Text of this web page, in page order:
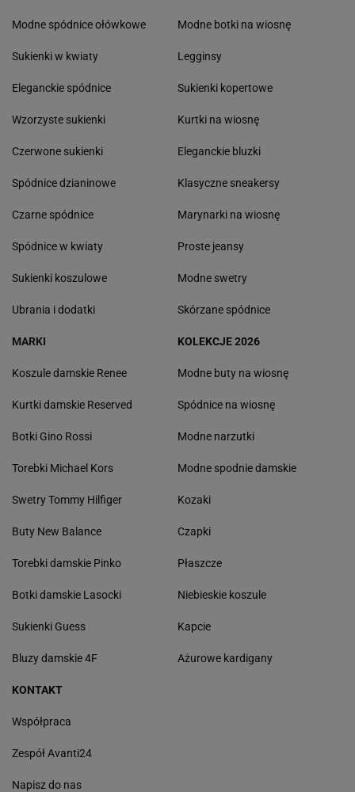
Modne spódnice ołówkowe
Sukienki w kwiaty
Eleganckie spódnice
Wzorzyste sukienki
Czerwone sukienki
Spódnice dzianinowe
Czarne spódnice
Spódnice w kwiaty
Sukienki koszulowe
Ubrania i dodatki
Modne botki na wiosnę
Legginsy
Sukienki kopertowe
Kurtki na wiosnę
Eleganckie bluzki
Klasyczne sneakersy
Marynarki na wiosnę
Proste jeansy
Modne swetry
Skórzane spódnice
MARKI
Koszule damskie Renee
Kurtki damskie Reserved
Botki Gino Rossi
Torebki Michael Kors
Swetry Tommy Hilfiger
Buty New Balance
Torebki damskie Pinko
Botki damskie Lasocki
Sukienki Guess
Bluzy damskie 4F
KOLEKCJE 2026
Modne buty na wiosnę
Spódnice na wiosnę
Modne narzutki
Modne spodnie damskie
Kozaki
Czapki
Płaszcze
Niebieskie koszule
Kapcie
Ażurowe kardigany
KONTAKT
Współpraca
Zespół Avanti24
Napisz do nas